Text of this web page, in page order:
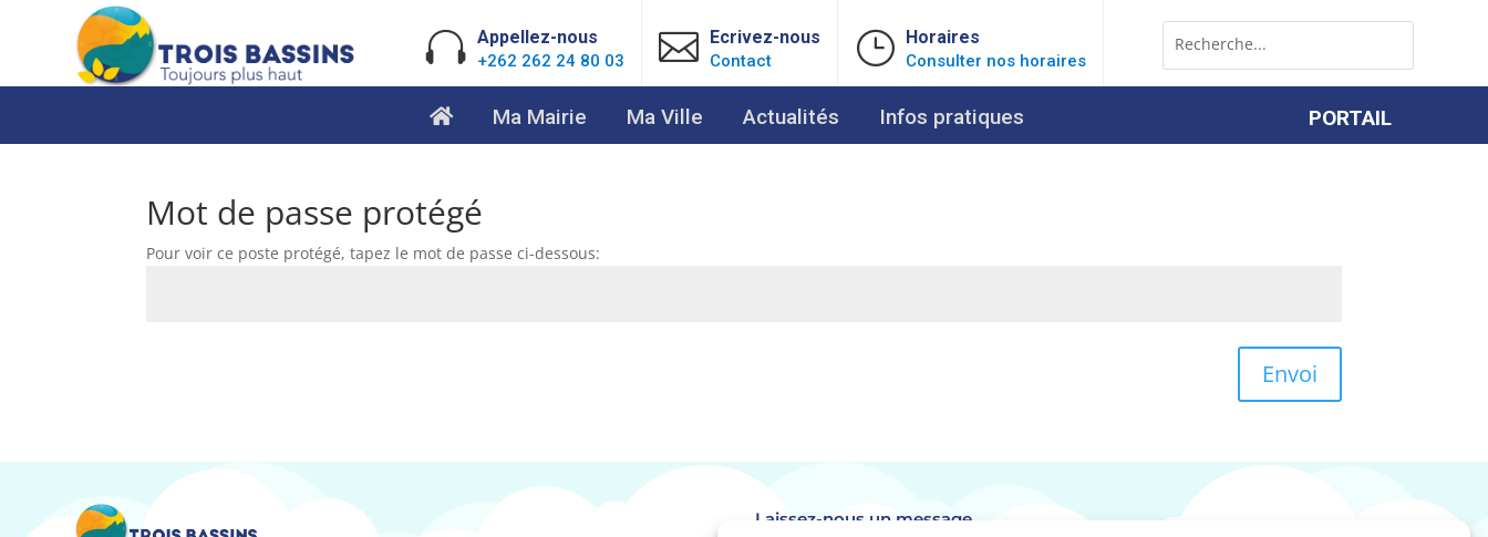
for...
 Appellez-nous
+262 262 24 80 03  Ecrivez-nous
Contact } Horaires
Consulter nos horaires
Ma Mairie Ma Ville Actualités Infos pratiques PORTAIL
Mot de passe protégé
Pour voir ce poste protégé, tapez le mot de passe ci-dessous:
Envoi
Laissez-nous un message